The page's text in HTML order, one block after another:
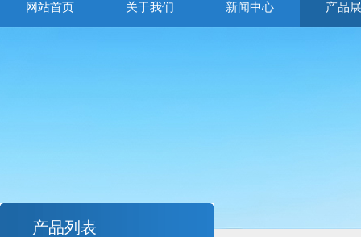
网站首页 关于我们 新闻中心 产品
产品列表